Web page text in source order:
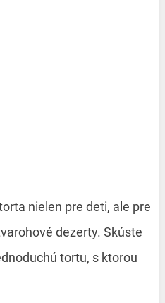
nielen pre deti, ale pre
dezerty. Skúste
tortu, s ktorou